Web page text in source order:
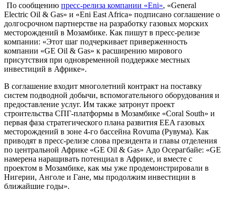
По сообщению пресс-релиза компании «Eni», «General
Electric Oil & Gas» и «Eni East Africa» подписано соглашение о
долгосрочном партнерстве на разработку газовых морских
месторождений в Мозамбике. Как пишут в пресс-релизе
компании: «Этот шаг подчеркивает приверженность
компании «GE Oil & Gas» к расширению мирового
присутствия при одновременной поддержке местных
инвестиций в Африке».
В соглашение входит многолетний контракт на поставку
систем подводной добычи, вспомогательного оборудования и
предоставление услуг. Им также затронут проект
строительства СПГ-платформы в Мозамбике «Coral South» и
первая фаза стратегического плана развития EEA газовых
месторождений в зоне 4-го бассейна Rovuma (Рувума). Как
приводят в пресс-релизе слова президента и главы отделения
по центральной Африке «GE Oil & Gas» Адо Осерагбайе: «GE
намерена наращивать потенциал в Африке, и вместе с
проектом в Мозамбике, как мы уже продемонстрировали в
Нигерии, Анголе и Гане, мы продолжим инвестиции в
ближайшие годы».